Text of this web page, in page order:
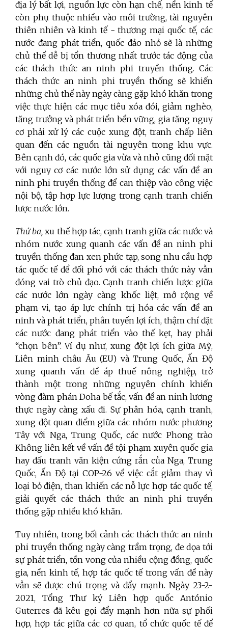
địa lý bất lợi, nguồn lực còn hạn chế, nền kinh tế
còn phụ thuộc nhiều vào môi trường, tài nguyên
thiên nhiên và kinh tế - thương mại quốc tế, các
nước đang phát triển, quốc đảo nhỏ sẽ là những
chủ thể dễ bị tổn thương nhất trước tác động của
các thách thức an ninh phi truyền thống. Các
thách thức an ninh phi truyền thống sẽ khiến
những chủ thể này ngày càng gặp khó khăn trong
việc thực hiện các mục tiêu xóa đói, giảm nghèo,
tăng trưởng và phát triển bền vững, gia tăng nguy
cơ phải xử lý các cuộc xung đột, tranh chấp liên
quan đến các nguồn tài nguyên trong khu vực.
Bên cạnh đó, các quốc gia vừa và nhỏ cũng đối mặt
với nguy cơ các nước lớn sử dụng các vấn đề an
ninh phi truyền thống để can thiệp vào công việc
nội bộ, tập hợp lực lượng trong cạnh tranh chiến
lược nước lớn.
Thứ ba,xu thế hợp tác, cạnh tranh giữa các nước và
nhóm nước xung quanh các vấn đề an ninh phi
truyền thống đan xen phức tạp, song nhu cầu hợp
tác quốc tế để đối phó với các thách thức này vẫn
đóng vai trò chủ đạo. Cạnh tranh chiến lược giữa
các nước lớn ngày càng khốc liệt, mở rộng về
phạm vi, tạo áp lực chính trị hóa các vấn đề an
ninh và phát triển, phân tuyến lợi ích, thậm chí đặt
các nước đang phát triển vào thế kẹt, hay phải
“chọn bên”. Ví dụ như, xung đột lợi ích giữa Mỹ,
Liên minh châu Âu (EU) và Trung Quốc, Ấn Độ
xung quanh vấn đề áp thuế nông nghiệp, trở
thành một trong những nguyên chính khiến
vòng đàm phán Doha bế tắc, vấn đề an ninh lương
thực ngày càng xấu đi. Sự phân hóa, cạnh tranh,
xung đột quan điểm giữa các nhóm nước phương
Tây với Nga, Trung Quốc, các nước Phong trào
Không liên kết về vấn đề tội phạm xuyên quốc gia
hay đấu tranh văn kiện cứng rắn của Nga, Trung
Quốc, Ấn Độ tại COP-26 về việc cắt giảm thay vì
loại bỏ điện, than khiến các nỗ lực hợp tác quốc tế,
giải quyết các thách thức an ninh phi truyền
thống gặp nhiều khó khăn.
Tuy nhiên, trong bối cảnh các thách thức an ninh
phi truyền thống ngày càng trầm trọng, đe dọa tới
sự phát triển, tồn vong của nhiều cộng đồng, quốc
gia, nền kinh tế, hợp tác quốc tế trong vấn đề này
vẫn sẽ được chú trọng và đẩy mạnh. Ngày 23-2-
2021, Tổng Thư ký Liên hợp quốc António
Guterres đã kêu gọi đẩy mạnh hơn nữa sự phối
hợp, hợp tác giữa các cơ quan, tổ chức quốc tế để